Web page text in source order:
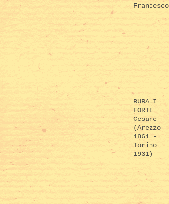
Francesco
BURALI
FORTI
Cesare
(Arezzo
1861 -
Torino
1931)